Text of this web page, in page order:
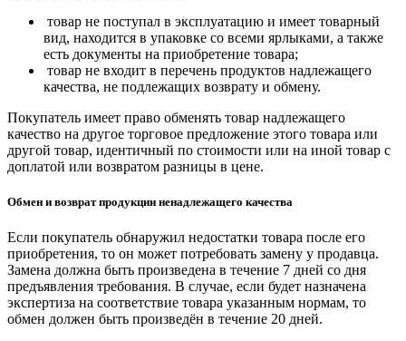
товар не поступал в эксплуатацию и имеет товарный
вид, находится в упаковке со всеми ярлыками, а также
есть документы на приобретение товара;
товар не входит в перечень продуктов надлежащего
качества, не подлежащих возврату и обмену.
Покупатель имеет право обменять товар надлежащего
качество на другое торговое предложение этого товара или
другой товар, идентичный по стоимости или на иной товар с
доплатой или возвратом разницы в цене.
Обмен и возврат продукции ненадлежащего качества
Если покупатель обнаружил недостатки товара после его
приобретения, то он может потребовать замену у продавца.
Замена должна быть произведена в течение 7 дней со дня
предъявления требования. В случае, если будет назначена
экспертиза на соответствие товара указанным нормам, то
обмен должен быть произведён в течение 20 дней.